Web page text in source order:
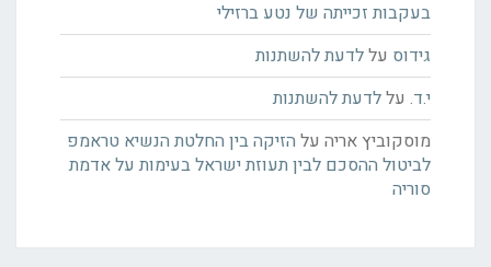
בעקבות זכייתה של נטע ברזילי
גידוס עללדעת להשתנות
י.ד.עללדעת להשתנות
מוסקוביץ אריהעל הזיקה בין החלטת הנשיא טראמפ
לביטול ההסכם לבין תעוזת ישראל בעימות על אדמת
סוריה